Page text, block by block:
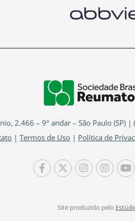
2.466 – 9º andar – São Paulo (SP)
| Termos de Uso | Política de
Site produzido pelo